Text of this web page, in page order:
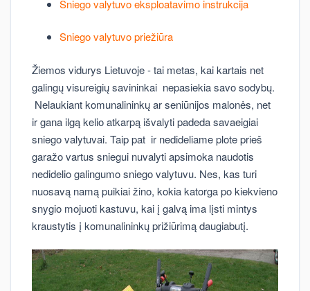
Sniego valytuvo eksploatavimo instrukcija
Sniego valytuvo priežiūra
Žiemos vidurys Lietuvoje - tai metas, kai kartais net
galingų visureigių savininkai nepasiekia savo sodybų.
Nelaukiant komunalininkų ar seniūnijos malonės, net
ir gana ilgą kelio atkarpą išvalyti padeda savaeigiai
sniego valytuvai. Taip pat ir nedideliame plote prieš
garažo vartus sniegui nuvalyti apsimoka naudotis
nedidelio galingumo sniego valytuvu. Nes, kas turi
nuosavą namą puikiai žino, kokia katorga po kiekvieno
snygio mojuoti kastuvu, kai į galvą ima lįsti mintys
kraustytis į komunalininkų prižiūrimą daugiabutį.